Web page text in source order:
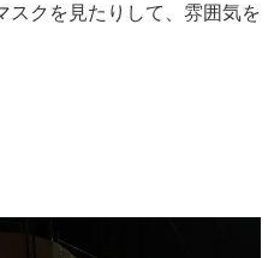
スクを見たりして、雰囲気を